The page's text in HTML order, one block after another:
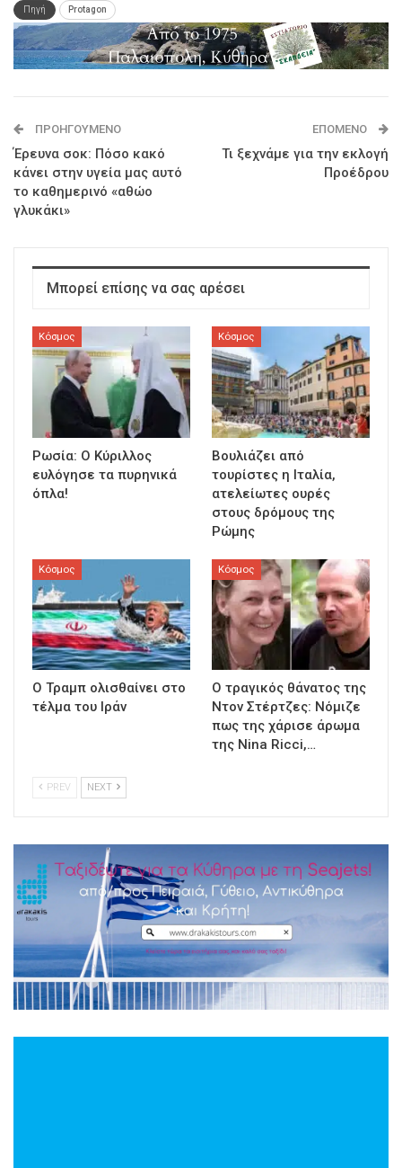
Πηγή Protagon
ΠΡΟΗΓΟΎΜΕΝΟ
Έρευνα σοκ: Πόσο κακό
κάνει στην υγεία μας αυτό
το καθημερινό «αθώο
γλυκάκι»
ΕΠΌΜΕΝΟ
Τι ξεχνάμε για την εκλογή
Προέδρου
Μπορεί επίσης να σας αρέσει
Κόσμος
Ρωσία: Ο Κύριλλος
ευλόγησε τα πυρηνικά
όπλα!
Κόσμος
Βουλιάζει από
τουρίστες η Ιταλία,
ατελείωτες ουρές
στους δρόμους της
Ρώμης
Κόσμος
Ο Τραμπ ολισθαίνει στο
τέλμα του Ιράν
Κόσμος
Ο τραγικός θάνατος της
Ντον Στέρτζες: Νόμιζε
πως της χάρισε άρωμα
της Nina Ricci,…
PREV NEXT